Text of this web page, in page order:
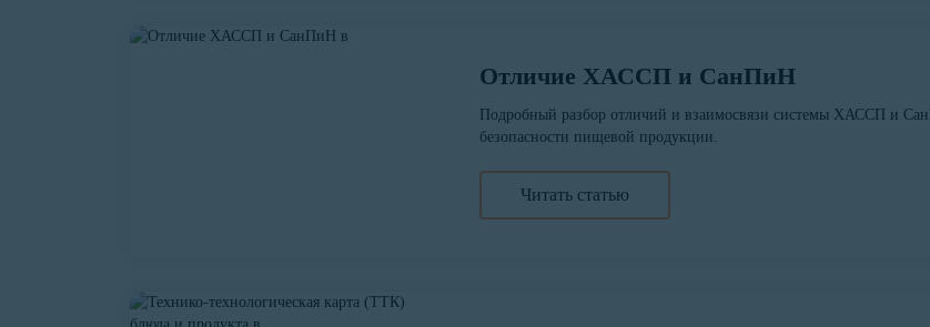
Отличие ХАССП и СанПиН
Подробный разбор отличий и взаимосвязи системы ХАССП и
безопасности пищевой продукции.
Читать статью